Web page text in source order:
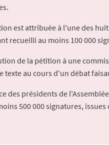
est attribuée à l'une des
recueilli au moins 100 000
de la pétition à une
texte au cours d'un débat
des présidents de
500 000 signatures,